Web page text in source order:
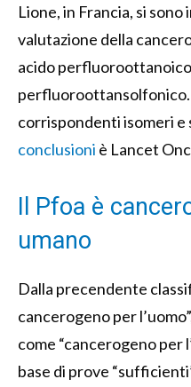
Lione, in Francia, si
valutazione della
acido
perfluoroottansolfonico.
corrispondenti isomeri e
conclusioni è Lancet
Il Pfoa è
umano
Dalla precendente
cancerogeno per
come “cancerogeno per
base di prove